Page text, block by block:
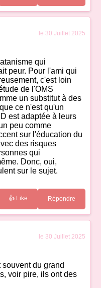
le 30 Juillet 2025
qui
peur. Pour l'ami qui
c'est loin
de l'OMS
un substitut à des
ce n'est qu'un
est adaptée à leurs
peu comme
sur l'éducation du
des risques
qui
Donc, oui,
sur le sujet.
👍 Like Répondre
le 30 Juillet 2025
du grand
voir pire, ils ont des